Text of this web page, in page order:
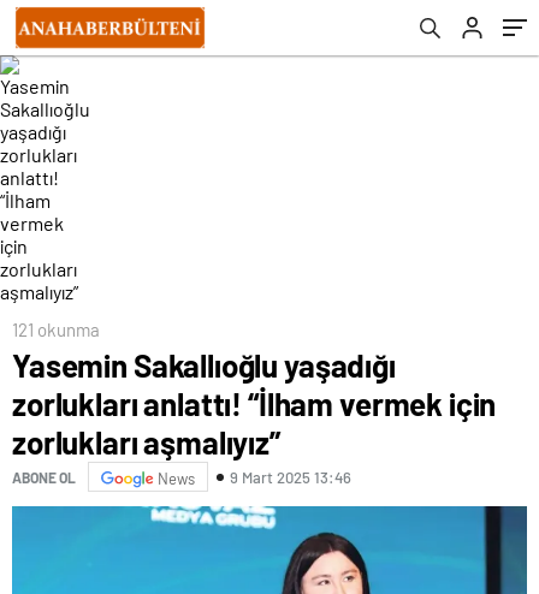
aşmalıyız”
121 okunma
Yasemin Sakallıoğlu yaşadığı
zorlukları anlattı! “İlham vermek için
zorlukları aşmalıyız”
ABONE OL News 9 Mart 2025 13:46